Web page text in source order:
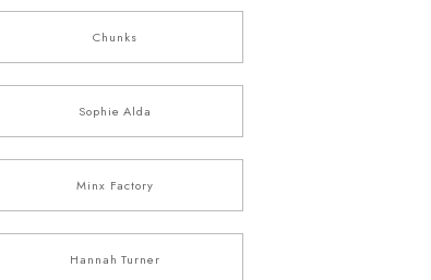
Chunks
Sophie Alda
Minx Factory
Hannah Turner